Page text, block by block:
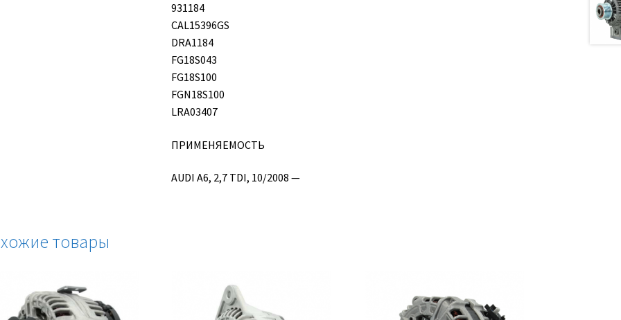
931184
CAL15396GS
DRA1184
FG18S043
FG18S100
FGN18S100
LRA03407
ПРИМЕНЯЕМОСТЬ
AUDI A6, 2,7 TDI, 10/2008 —
товары